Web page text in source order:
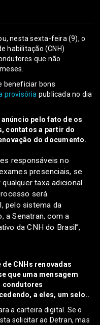
nesta sexta-feira (9), o
habilitação (CNH)
que não
beneficiar bons
provisória publicada no dia
pelo fato de os
contatos a partir do
do documento.
responsáveis no
presenciais, se
taxa adicional
será
pelo sistema da
a Senatran, com a
da CNH do Brasil”,
CNHs renovadas
que uma mensagem
condutores
a eles, um selo..
a carteira digital. Se o
solicitar ao Detran, mas